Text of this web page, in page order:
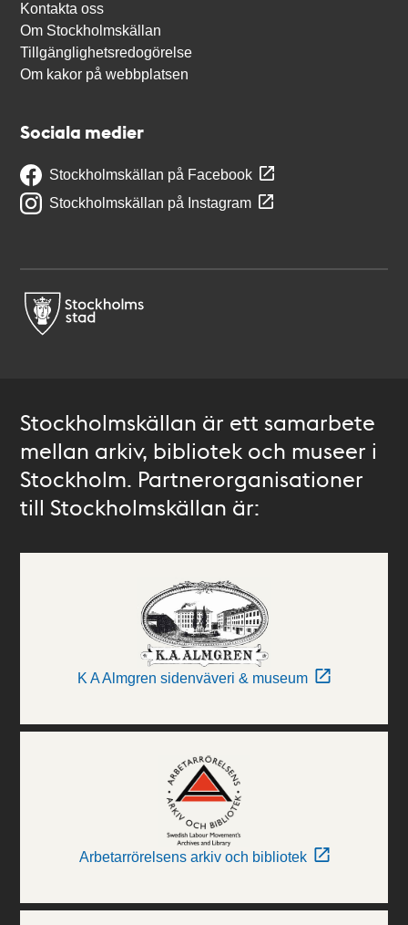
Kontakta oss
Om Stockholmskällan
Tillgänglighetsredogörelse
Om kakor på webbplatsen
Sociala medier
Stockholmskällan på Facebook
Stockholmskällan på Instagram
Stockholmskällan är ett samarbete
mellan arkiv, bibliotek och museer i
Stockholm. Partnerorganisationer
till Stockholmskällan är:
K A Almgren sidenväveri & museum
Arbetarrörelsens arkiv och bibliotek